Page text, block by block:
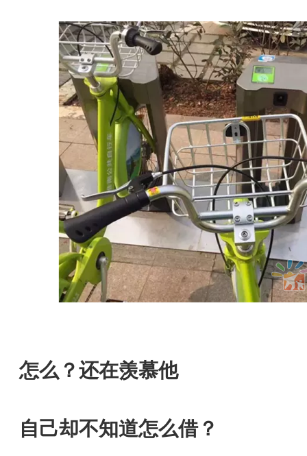
怎么？还在羡慕他
自己却不知道怎么借？